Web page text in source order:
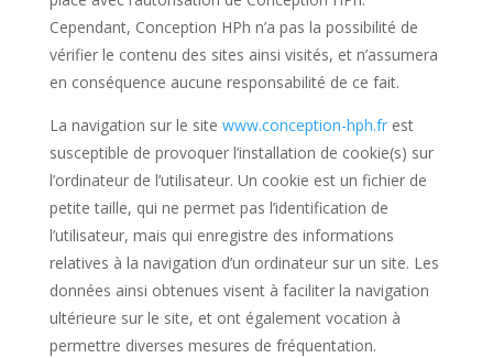
Cependant, Conception HPh n’a pas la possibilité de
vérifier le contenu des sites ainsi visités, et n’assumera
en conséquence aucune responsabilité de ce fait.
La navigation sur le site www.conception-hph.frest
susceptible de provoquer l’installation de cookie(s) sur
l’ordinateur de l’utilisateur. Un cookie est un fichier de
petite taille, qui ne permet pas l’identification de
l’utilisateur, mais qui enregistre des informations
relatives à la navigation d’un ordinateur sur un site. Les
données ainsi obtenues visent à faciliter la navigation
ultérieure sur le site, et ont également vocation à
permettre diverses mesures de fréquentation.